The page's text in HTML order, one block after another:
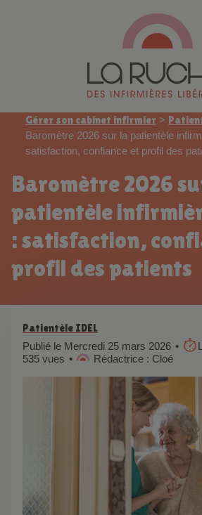
Gérer son cabinet infirmier >
Baromètre 2026 sur la patientèle
satisfaction, confiance et profil des
Baromètre 2026 sur la
patientèle
: satisfaction,
profil des patients
Patientèle IDEL
Publié le Mercredi 25 mars 2026
535 vues
Rédactrice : Cloé